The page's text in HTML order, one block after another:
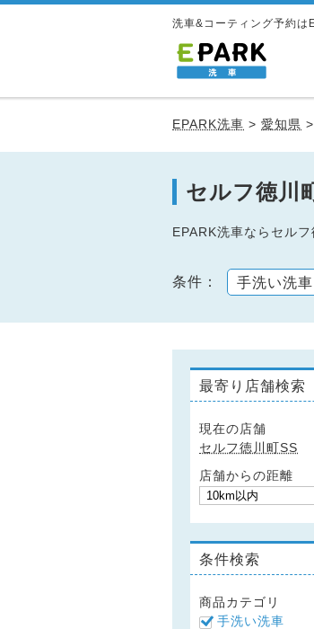
洗車&コーティング予約は
EPARK洗車 > 愛知県 >
セルフ徳川
EPARK洗車ならセル
条件： 手洗い洗車
最寄り店舗検索
現在の店舗
セルフ徳川町SS
店舗からの距離
条件検索
商品カテゴリ
手洗い洗車